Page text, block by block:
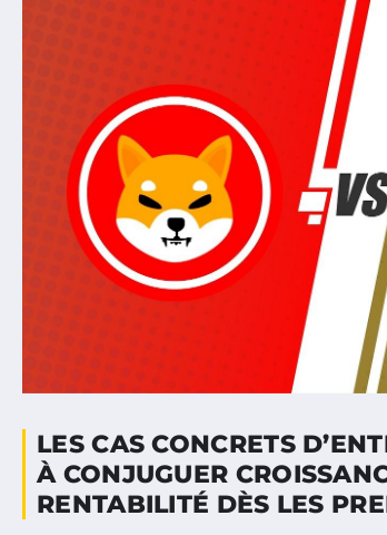
LES CAS CONCRETS
À CONJUGUER
RENTABILITÉ DÈS LES